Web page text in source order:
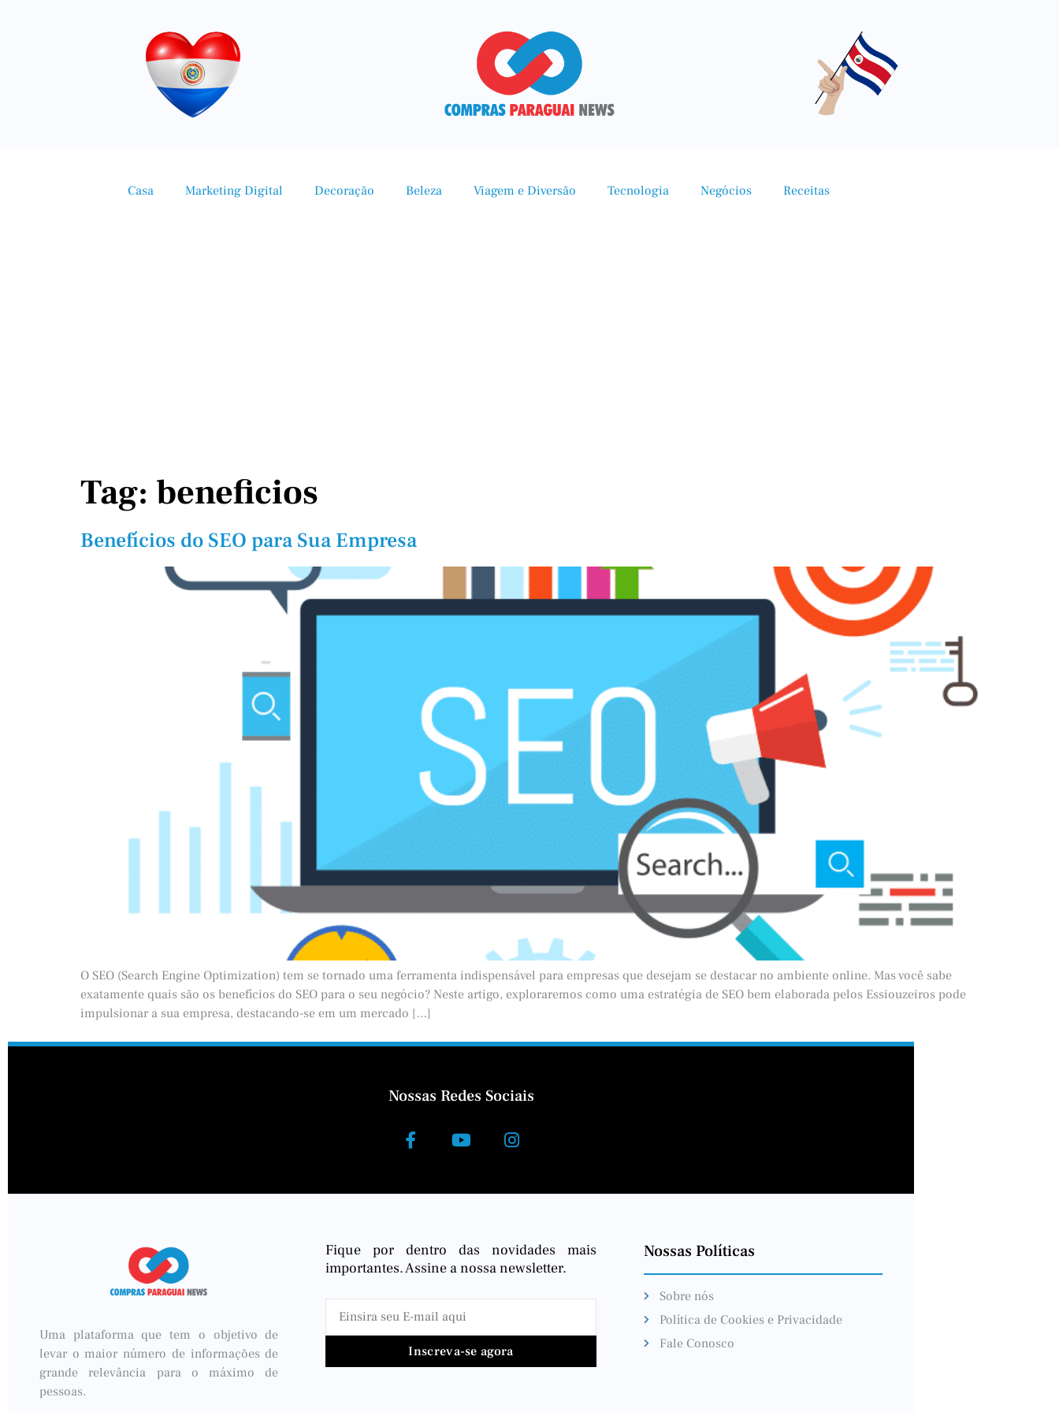
Casa Marketing Digital Decoração Beleza Viagem e Diversão Tecnologia Negócios Receitas
Tag: beneficios
Benefícios do SEO para Sua Empresa
O SEO (Search Engine Optimization) tem se tornado uma ferramenta indispensável para empresas que desejam se destacar no ambiente online. Mas você sabe
exatamente quais são os benefícios do SEO para o seu negócio? Neste artigo, exploraremos como uma estratégia de SEO bem elaborada pelos Essiouzeiros pode
impulsionar a sua empresa, destacando-se em um mercado […]
Nossas Redes Sociais
Uma plataforma que tem o objetivo de
levar o maior número de informações de
grande relevância para o máximo de
pessoas.
Fique por dentro das novidades mais
importantes. Assine a nossa newsletter.
Inscreva-se agora
Nossas Políticas
Sobre nós
Política de Cookies e Privacidade
Fale Conosco